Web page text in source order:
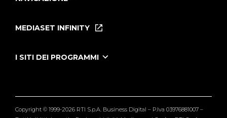
Le Iene Presentano Inside
Tutti i servizi
MEDIASET INFINITY
I SITI DEI PROGRAMMI
Verissimo
Copyright © 1999-2026 RTI S.p.A. Business Digital – P.Iva 03976881007 –